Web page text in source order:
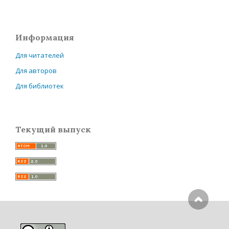
Информация
Для читателей
Для авторов
Для библиотек
Текущий выпуск